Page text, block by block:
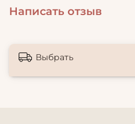
Написать отзыв
Выбрать